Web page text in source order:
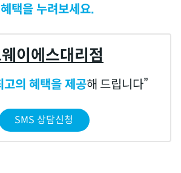
택을 누려보세요.
이에스대리점
고의 혜택을 제공해 드립니다
SMS 상담신청